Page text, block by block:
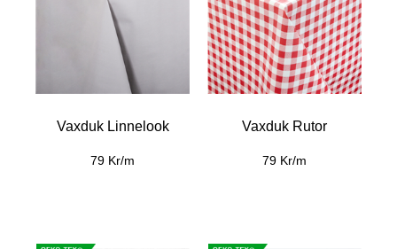
Vaxduk Linnelook
79 Kr/m
Vaxduk Rutor
79 Kr/m